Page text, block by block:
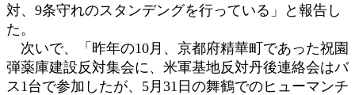
対、9条守れのスタンデングを行っている」と報告し
た。
次いで、「昨年の10月、京都府精華町であった祝園
弾薬庫建設反対集会に、米軍基地反対丹後連絡会はバ
ス1台で参加したが、5月31日の舞鶴でのヒューマンチ